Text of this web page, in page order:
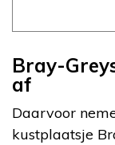
Bray-
af
Daarvoor
kustplaatsje